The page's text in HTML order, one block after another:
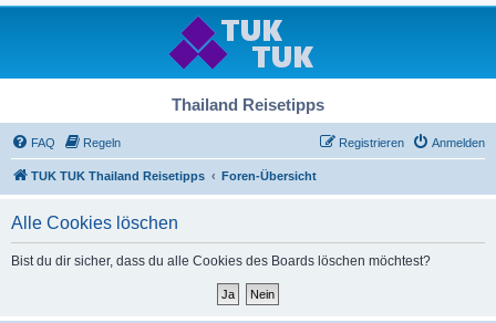
Thailand Reisetipps
FAQ Regeln Anmelden
Registrieren
TUK TUK Thailand Reisetipps Foren-Übersicht
Alle Cookies löschen
Bist du dir sicher, dass du alle Cookies des Boards löschen möchtest?